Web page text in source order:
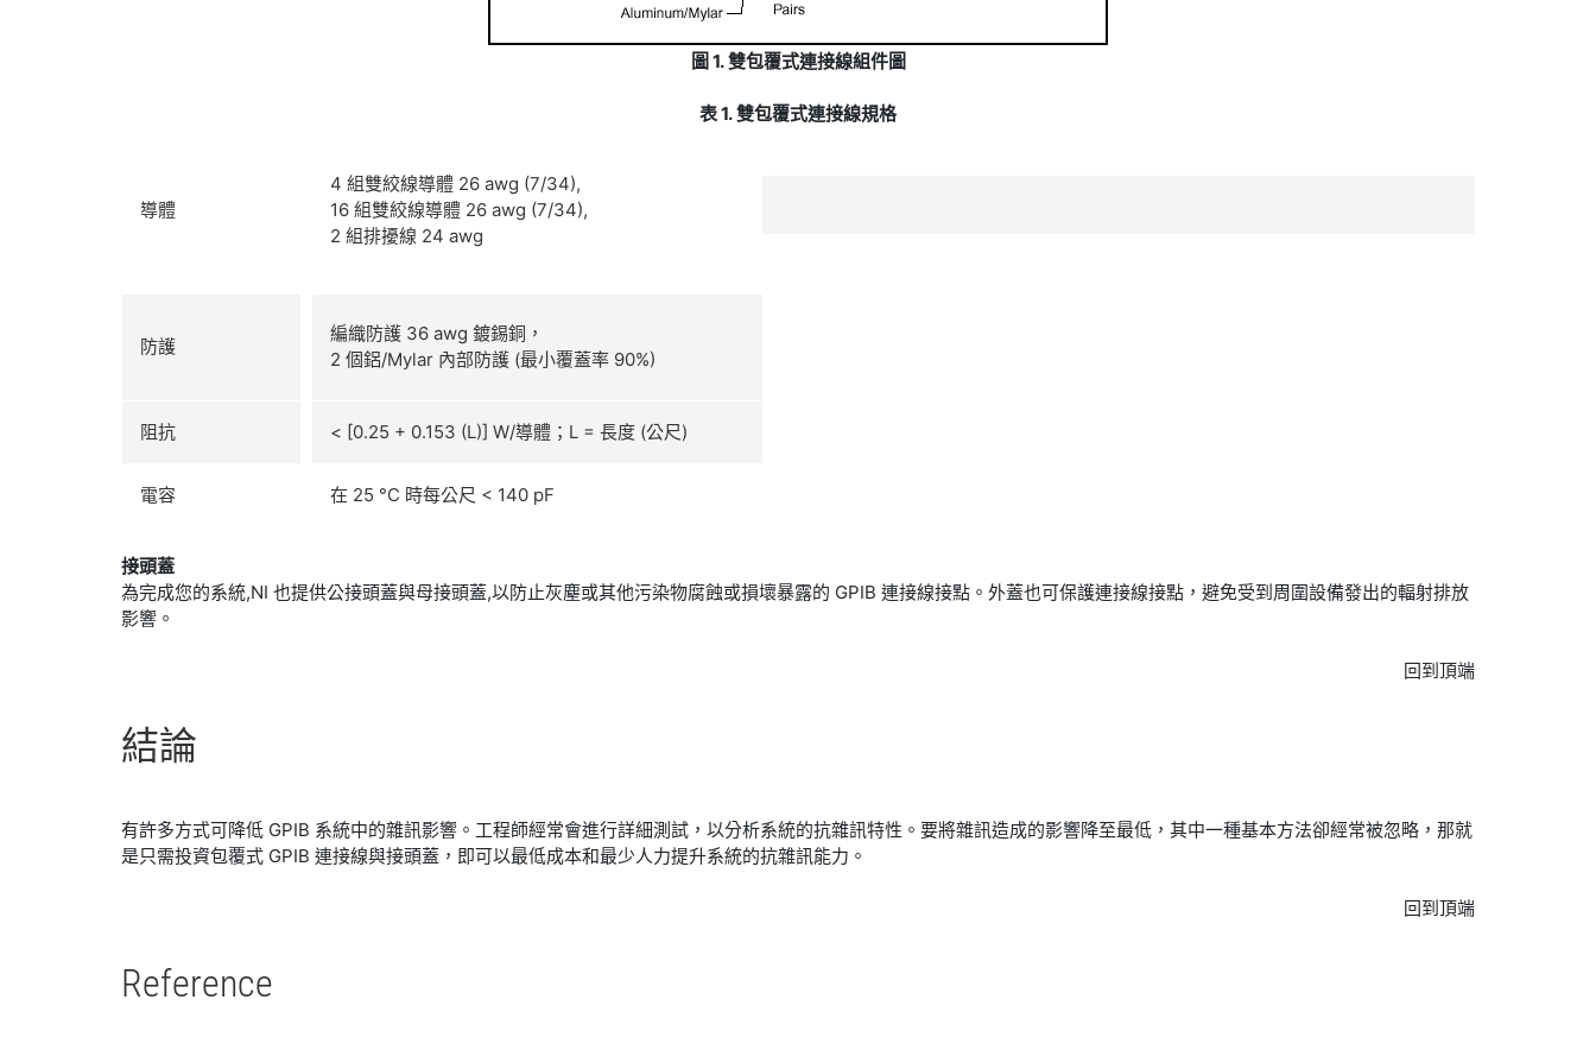
圖 1. 雙包覆式連接線組件圖
表 1. 雙包覆式連接線規格
導體
4 組雙絞線導體 26 awg (7/34),
16 組雙絞線導體 26 awg (7/34),
2 組排擾線 24 awg
防護
編織防護 36 awg 鍍錫銅，
2 個鋁/Mylar 內部防護 (最小覆蓋率 90%)
阻抗 < [0.25 + 0.153 (L)] W/導體；L = 長度 (公尺)
電容 在 25 °C 時每公尺 < 140 pF
接頭蓋
為完成您的系統,NI 也提供公接頭蓋與母接頭蓋,以防止灰塵或其他污染物腐蝕或損壞暴露的 GPIB 連接線接點。外蓋也可保護連接線接點，避免受到周圍設備發出的輻射排放
影響。
回到頂端
結論
有許多方式可降低 GPIB 系統中的雜訊影響。工程師經常會進行詳細測試，以分析系統的抗雜訊特性。要將雜訊造成的影響降至最低，其中一種基本方法卻經常被忽略，那就
是只需投資包覆式 GPIB 連接線與接頭蓋，即可以最低成本和最少人力提升系統的抗雜訊能力。
回到頂端
Reference